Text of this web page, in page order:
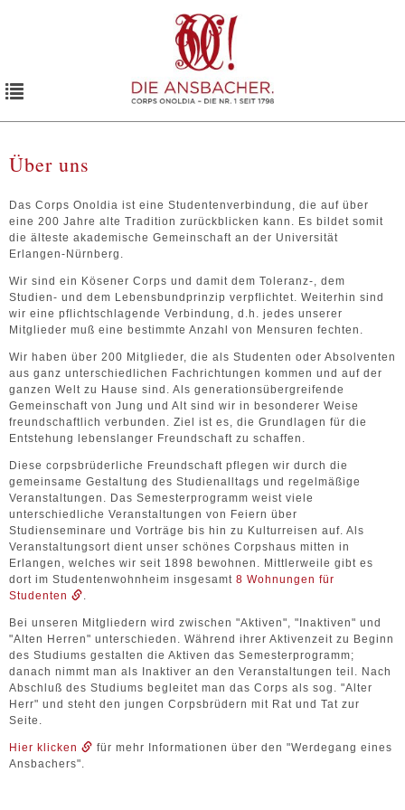
Toggle
Über uns
Das Corps Onoldia ist eine Studentenverbindung, die auf über
eine 200 Jahre alte Tradition zurückblicken kann. Es bildet somit
die älteste akademische Gemeinschaft an der Universität
Erlangen-Nürnberg.
Wir sind ein Kösener Corps und damit dem Toleranz-, dem
Studien- und dem Lebensbundprinzip verpflichtet. Weiterhin sind
wir eine pflichtschlagende Verbindung, d.h. jedes unserer
Mitglieder muß eine bestimmte Anzahl von Mensuren fechten.
Wir haben über 200 Mitglieder, die als Studenten oder Absolventen
aus ganz unterschiedlichen Fachrichtungen kommen und auf der
ganzen Welt zu Hause sind. Als generationsübergreifende
Gemeinschaft von Jung und Alt sind wir in besonderer Weise
freundschaftlich verbunden. Ziel ist es, die Grundlagen für die
Entstehung lebenslanger Freundschaft zu schaffen.
Diese corpsbrüderliche Freundschaft pflegen wir durch die
gemeinsame Gestaltung des Studienalltags und regelmäßige
Veranstaltungen. Das Semesterprogramm weist viele
unterschiedliche Veranstaltungen von Feiern über
Studienseminare und Vorträge bis hin zu Kulturreisen auf. Als
Veranstaltungsort dient unser schönes Corpshaus mitten in
Erlangen, welches wir seit 1898 bewohnen. Mittlerweile gibt es
dort im Studentenwohnheim insgesamt 8 Wohnungen für
Studenten
.
Bei unseren Mitgliedern wird zwischen "Aktiven", "Inaktiven" und
"Alten Herren" unterschieden. Während ihrer Aktivenzeit zu Beginn
des Studiums gestalten die Aktiven das Semesterprogramm;
danach nimmt man als Inaktiver an den Veranstaltungen teil. Nach
Abschluß des Studiums begleitet man das Corps als sog. "Alter
Herr" und steht den jungen Corpsbrüdern mit Rat und Tat zur
Seite.
Hier klicken
für mehr Informationen über den "Werdegang eines
Ansbachers".